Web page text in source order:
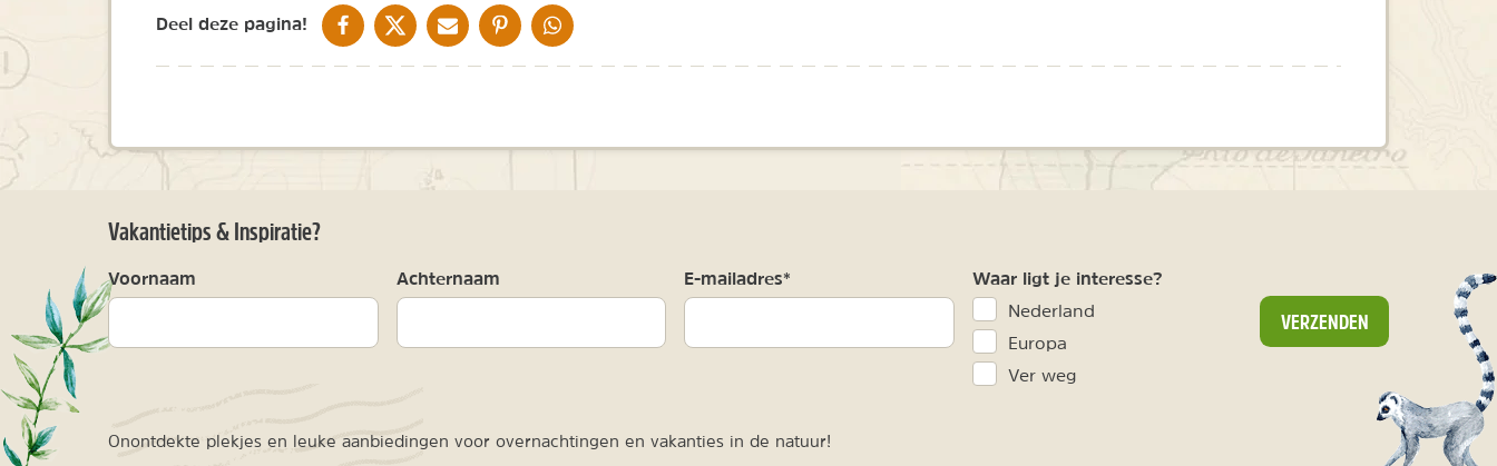
Deel deze pagina! DELEN OP FACEBOOK
DELEN OP XDELEN VIA DE MAIL
DELEN OP PINTEREST
DELEN OP WHATSAPP
Vakantietips & Inspiratie?
Voornaam Achternaam E-mailadres* Waar ligt je interesse?
Nederland
Europa
Ver weg
VERZENDEN
Onontdekte plekjes en leuke aanbiedingen voor overnachtingen en vakanties in de natuur!